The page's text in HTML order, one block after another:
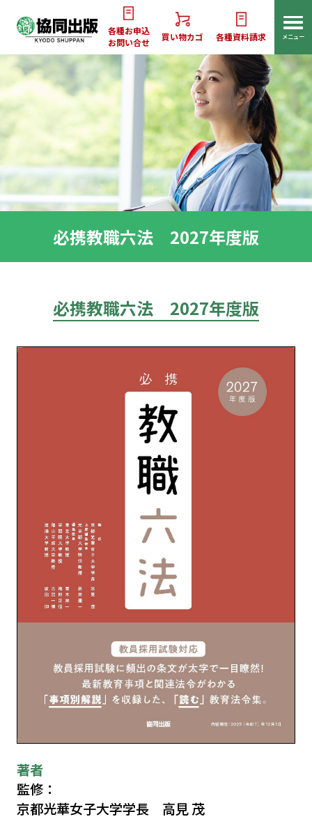
各種お申込
お問い合せ
買い物カゴ 各種資料請求 メニュー
必携教職六法 2027年度版
必携教職六法 2027年度版
著者
監修：
京都光華女子大学学長 高見 茂